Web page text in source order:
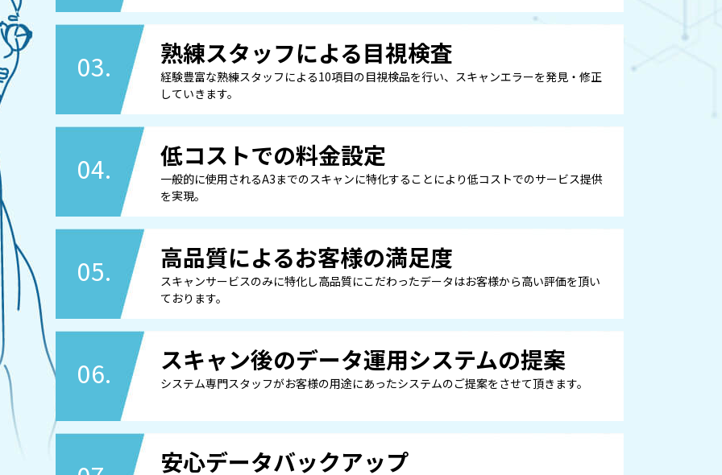
03. 熟練スタッフによる目視検査
経験豊富な熟練スタッフによる10項目の目視検品を行い、スキャンエラーを発見・修正
していきます。
04. 低コストでの料金設定
一般的に使用されるA3までのスキャンに特化することにより低コストでのサービス提供
を実現。
05. 高品質によるお客様の満足度
スキャンサービスのみに特化し高品質にこだわったデータはお客様から高い評価を頂い
ております。
06. スキャン後のデータ運用システムの提案
システム専門スタッフがお客様の用途にあったシステムのご提案をさせて頂きます。
安心データバックアップ